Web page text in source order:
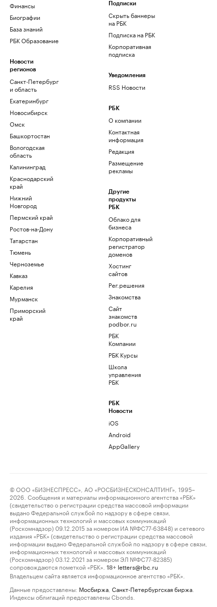
Финансы
Биографии
База знаний
РБК Образование
Новости
регионов
Санкт-Петербург
и область
Екатеринбург
Новосибирск
Омск
Башкортостан
Вологодская
область
Калининград
Краснодарский
край
Нижний
Новгород
Пермский край
Ростов-на-Дону
Татарстан
Тюмень
Черноземье
Кавказ
Карелия
Мурманск
Приморский
край
Подписки
Скрыть баннеры
на РБК
Подписка на РБК
Корпоративная
подписка
Уведомления
RSS Новости
РБК
О компании
Контактная
информация
Редакция
Размещение
рекламы
Другие
продукты
РБК
Облако для
бизнеса
Корпоративный
регистратор
доменов
Хостинг
сайтов
Рег.решения
Знакомства
Сайт
знакомств
podbor.ru
РБК
Компании
РБК Курсы
Школа
управления
РБК
РБК
Новости
iOS
Android
AppGallery
© ООО «БИЗНЕСПРЕСС», АО «РОСБИЗНЕСКОНСАЛТИНГ», 1995–
2026. Сообщения и материалы информационного агентства «РБК»
(свидетельство о регистрации средства массовой информации
выдано Федеральной службой по надзору в сфере связи,
информационных технологий и массовых коммуникаций
(Роскомнадзор) 09.12.2015 за номером ИА №ФС77-63848) и сетевого
издания «РБК» (свидетельство о регистрации средства массовой
информации выдано Федеральной службой по надзору в сфере связи,
информационных технологий и массовых коммуникаций
(Роскомнадзор) 03.12.2021 за номером ЭЛ №ФС77-82385)
сопровождаются пометкой «РБК».
18+ letters@rbc.ru
Владельцем сайта является информационное агентство «РБК».
Данные предоставлены: Мосбиржа Санкт-Петербургская биржа
Индексы облигаций предоставлены Cbonds.